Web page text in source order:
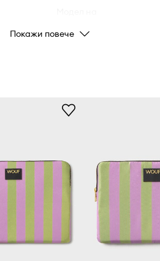
Цвят
Марка
Производител
Покажи повече